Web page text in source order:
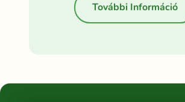
További Információ